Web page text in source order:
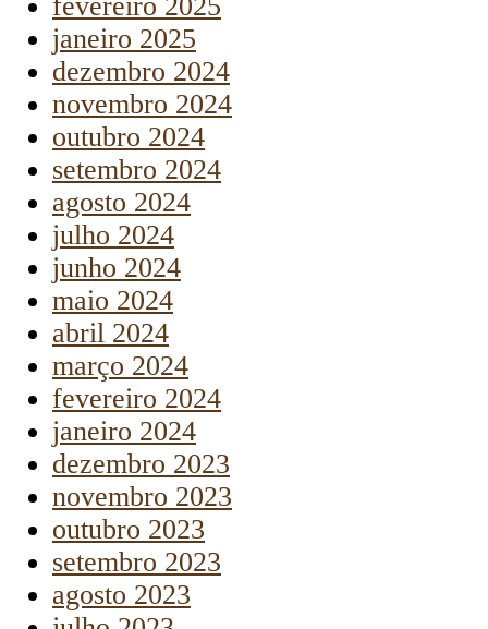
janeiro 2025
dezembro 2024
novembro 2024
outubro 2024
setembro 2024
agosto 2024
julho 2024
junho 2024
maio 2024
abril 2024
março 2024
fevereiro 2024
janeiro 2024
dezembro 2023
novembro 2023
outubro 2023
setembro 2023
agosto 2023